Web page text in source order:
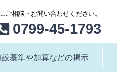
ご相談・お問い合わせください。
0799-45-1793
設基準や加算などの掲示